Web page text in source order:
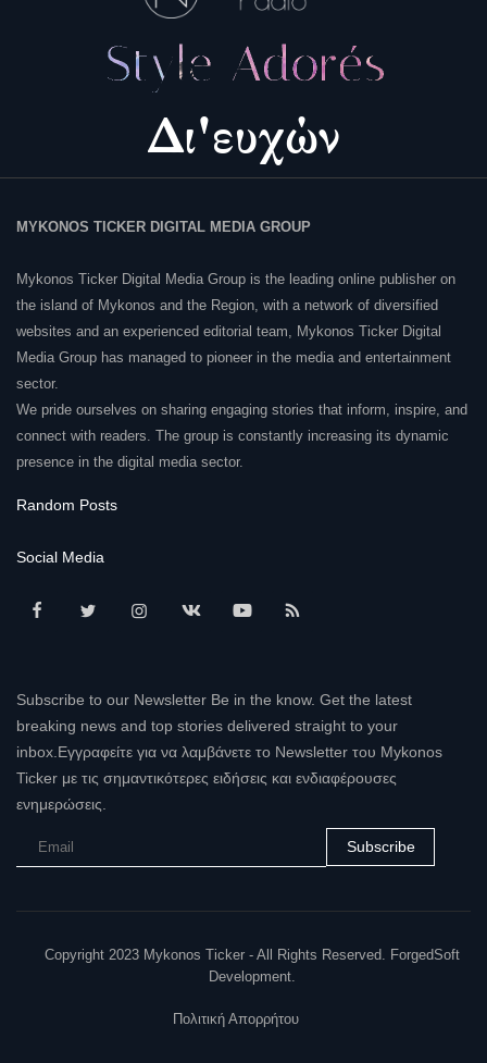
MYKONOS TICKER DIGITAL MEDIA GROUP
Mykonos Ticker Digital Media Group is the leading online publisher on
the island of Mykonos and the Region, with a network of diversified
websites and an experienced editorial team, Mykonos Ticker Digital
Media Group has managed to pioneer in the media and entertainment
sector.
We pride ourselves on sharing engaging stories that inform, inspire, and
connect with readers. The group is constantly increasing its dynamic
presence in the digital media sector.
Random Posts
Social Media
Subscribe to our Newsletter Be in the know. Get the latest
breaking news and top stories delivered straight to your
inbox.Εγγραφείτε για να λαμβάνετε το Newsletter του Mykonos
Ticker με τις σημαντικότερες ειδήσεις και ενδιαφέρουσες
ενημερώσεις.
Subscribe
Copyright 2023 Mykonos Ticker - All Rights Reserved. ForgedSoft
Development.
Πολιτική Απορρήτου